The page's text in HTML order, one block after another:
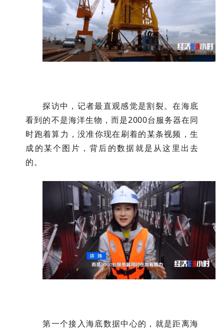
探访中，记者最直观感觉是割裂。在海底
看到的不是海洋生物，而是2000台服务器在同
时跑着算力，没准你现在刷着的某条视频，生
成的某个图片，背后的数据就是从这里出去
的。
第一个接入海底数据中心的，就是距离海